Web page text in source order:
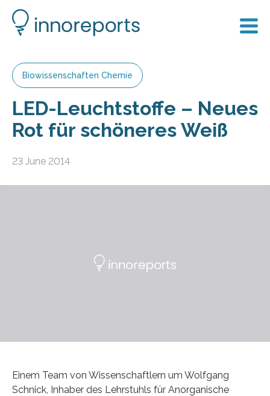
Biowissenschaften Chemie
LED-Leuchtstoffe – Neues
Rot für schöneres Weiß
23 June 2014
Einem Team von Wissenschaftlern um Wolfgang
Schnick, Inhaber des Lehrstuhls für Anorganische